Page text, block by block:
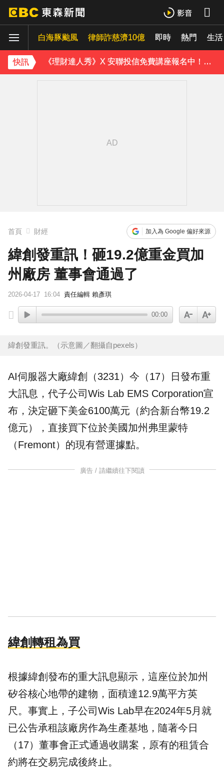
白海豚颱風 律師詐慈濟10億 即時 熱門 生活
快訊
白海豚颱風逼近 氣象署：本島發陸警機率低
《理財達人秀》X 安聯投信免費講座報名中！搶先卡位 2027
《半澤直樹》男星宣布再婚！迎新生命雙喜臨門
首頁 財經 加入為 Google 偏好來源
緯創發重訊！砸19.2億重金買加
州廠房 董事會通過了
2026-04-17 16:04 責任編輯 賴彥琪
00:00
緯創發重訊。（示意圖／翻攝自pexels）
AI伺服器大廠緯創
（3231）今（17）日發布重
大訊息，代子公司Wis Lab EMS Corporation宣
布，決定砸下美金6100萬元（約合新台幣19.2
億元），直接買下位於美國加州 弗里蒙特
（Fremont）的現有營運據點。
廣告 / 請繼續往下閱讀
緯創轉租為買
根據緯創發布的重大訊息顯示，這座位於加州
矽谷核心地帶的建物，面積達12.9萬平方英
尺。事實上，子公司Wis Lab早在2024年5月就
已公告承租該廠房作為生產基地，隨著今日
（17）董事會正式通過收購案，原有的租賃合
約將在交易完成後終止。